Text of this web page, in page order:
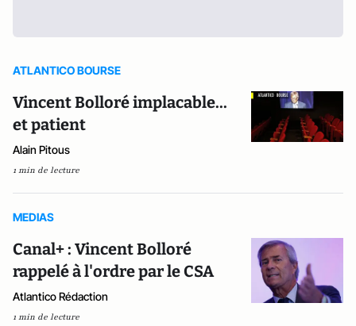
ATLANTICO BOURSE
Vincent Bolloré implacable...
et patient
Alain Pitous
1 min de lecture
MEDIAS
Canal+ : Vincent Bolloré
rappelé à l'ordre par le CSA
Atlantico Rédaction
1 min de lecture